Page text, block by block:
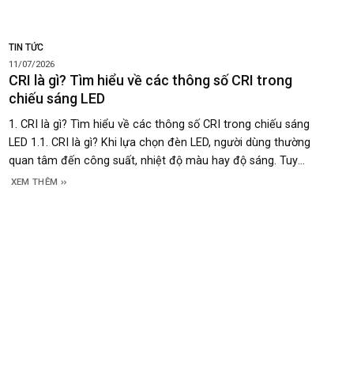
TIN TỨC
11/07/2026
CRI là gì? Tìm hiểu về các thông số CRI trong
chiếu sáng LED
1. CRI là gì? Tìm hiểu về các thông số CRI trong chiếu sáng
LED 1.1. CRI là gì? Khi lựa chọn đèn LED, người dùng thường
quan tâm đến công suất, nhiệt độ màu hay độ sáng. Tuy
nhiên, có một thông số quan trọng không kém nhưng lại ít
XEM THÊM